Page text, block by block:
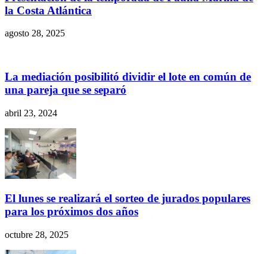
la Costa Atlántica
agosto 28, 2025
La mediación posibilitó dividir el lote en común de
una pareja que se separó
abril 23, 2024
El lunes se realizará el sorteo de jurados populares
para los próximos dos años
octubre 28, 2025